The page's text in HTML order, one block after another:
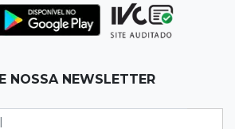
Bragantino por 2 a 0 e sobe
NOSSA NEWSLETTER